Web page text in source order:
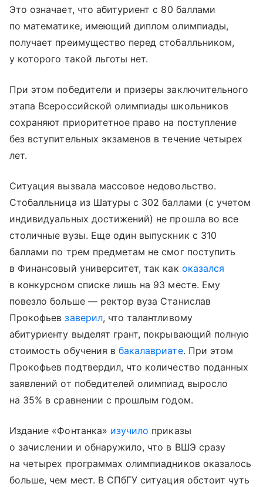
Это означает, что абитуриент с 80 баллами
по математике, имеющий диплом олимпиады,
получает преимущество перед стобалльником,
у которого такой льготы нет.
При этом победители и призеры заключительного
этапа Всероссийской олимпиады школьников
сохраняют приоритетное право на поступление
без вступительных экзаменов в течение четырех
лет.
Ситуация вызвала массовое недовольство.
Стобалльница из Шатуры с 302 баллами (с учетом
индивидуальных достижений) не прошла во все
столичные вузы. Еще один выпускник с 310
баллами по трем предметам не смог поступить
в Финансовый университет, так как оказался
в конкурсном списке лишь на 93 месте. Ему
повезло больше — ректор вуза Станислав
Прокофьевзаверил, что талантливому
абитуриенту выделят грант, покрывающий полную
стоимость обучения вбакалавриате. При этом
Прокофьев подтвердил, что количество поданных
заявлений от победителей олимпиад выросло
на 35% в сравнении с прошлым годом.
Издание «Фонтанка» изучило приказы
о зачислении и обнаружило, что в ВШЭ сразу
на четырех программах олимпиадников оказалось
больше, чем мест. В СПбГУ ситуация обстоит чуть